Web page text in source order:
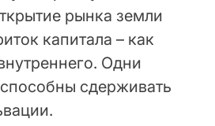
рынка земли
капитала – как
Одни
сдерживать